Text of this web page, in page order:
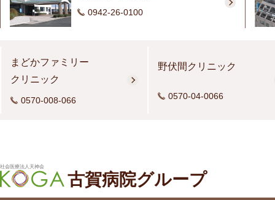
0942-26-0100
まどかファミリー
クリニック
0570-008-066
野伏間クリニック
0570-04-0066
社会医療法人天神会
古賀病院グループ